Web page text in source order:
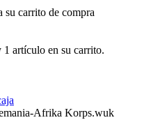
su carrito de compra
1 artículo en su carrito.
Afrika Korps.wuk